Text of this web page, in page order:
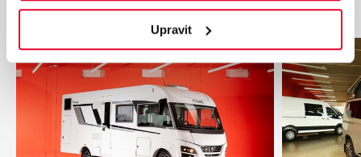
Upravit
Podobné vozy